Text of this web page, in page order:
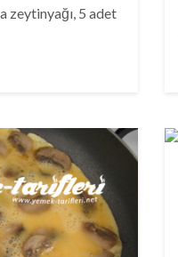
zeytinyağı, 5 adet